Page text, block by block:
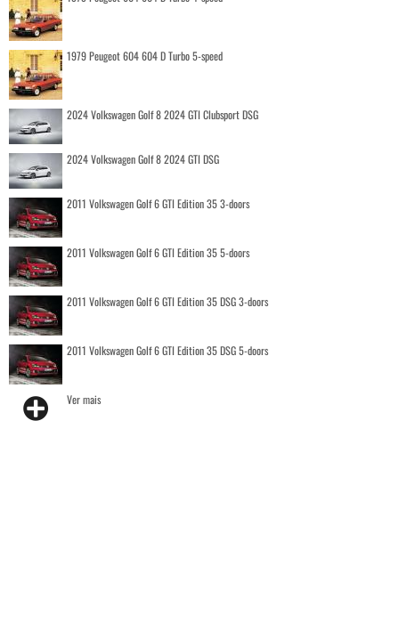
1979 Peugeot 604 604 D Turbo 5-speed
2024 Volkswagen Golf 8 2024 GTI Clubsport DSG
2024 Volkswagen Golf 8 2024 GTI DSG
2011 Volkswagen Golf 6 GTI Edition 35 3-doors
2011 Volkswagen Golf 6 GTI Edition 35 5-doors
2011 Volkswagen Golf 6 GTI Edition 35 DSG 3-doors
2011 Volkswagen Golf 6 GTI Edition 35 DSG 5-doors
Ver mais